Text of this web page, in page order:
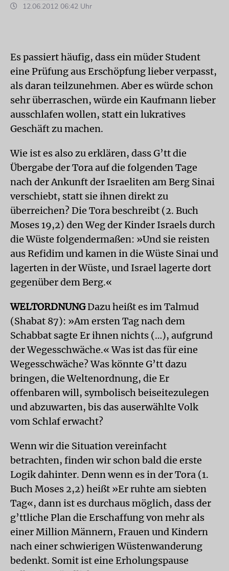
12.06.2012 06:42 Uhr
Es passiert häufig, dass ein müder Student
eine Prüfung aus Erschöpfung lieber verpasst,
als daran teilzunehmen. Aber es würde schon
sehr überraschen, würde ein Kaufmann lieber
ausschlafen wollen, statt ein lukratives
Geschäft zu machen.
Wie ist es also zu erklären, dass G’tt die
Übergabe der Tora auf die folgenden Tage
nach der Ankunft der Israeliten am Berg Sinai
verschiebt, statt sie ihnen direkt zu
überreichen? Die Tora beschreibt (2. Buch
Moses 19,2) den Weg der Kinder Israels durch
die Wüste folgendermaßen: »Und sie reisten
aus Refidim und kamen in die Wüste Sinai und
lagerten in der Wüste, und Israel lagerte dort
gegenüber dem Berg.«
WELTORDNUNGDazu heißt es im Talmud
(Shabat 87): »Am ersten Tag nach dem
Schabbat sagte Er ihnen nichts (…), aufgrund
der Wegesschwäche.« Was ist das für eine
Wegesschwäche? Was könnte G’tt dazu
bringen, die Weltenordnung, die Er
offenbaren will, symbolisch beiseitezulegen
und abzuwarten, bis das auserwählte Volk
vom Schlaf erwacht?
Wenn wir die Situation vereinfacht
betrachten, finden wir schon bald die erste
Logik dahinter. Denn wenn es in der Tora (1.
Buch Moses 2,2) heißt »Er ruhte am siebten
Tag«, dann ist es durchaus möglich, dass der
g’ttliche Plan die Erschaffung von mehr als
einer Million Männern, Frauen und Kindern
nach einer schwierigen Wüstenwanderung
bedenkt. Somit ist eine Erholungspause